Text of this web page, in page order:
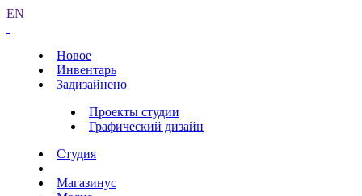
EN
Новое
Инвентарь
Задизайнено
Проекты студии
Графический дизайн
Студия
Магазинус